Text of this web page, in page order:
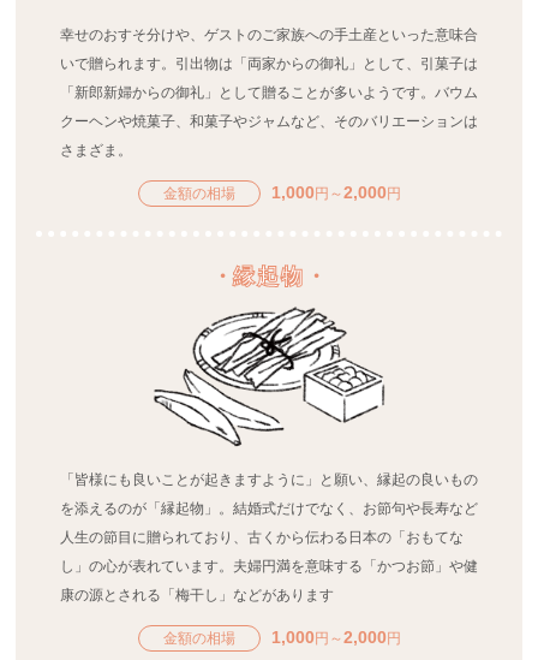
幸せのおすそ分けや、ゲストのご家族への手土産といった意味合
いで贈られます。引出物は「両家からの御礼」として、引菓子は
「新郎新婦からの御礼」として贈ることが多いようです。バウム
クーヘンや焼菓子、和菓子やジャムなど、そのバリエーションは
さまざま。
金額の相場 1,000円～2,000円
・縁起物 ・
「皆様にも良いことが起きますように」と願い、縁起の良いもの
を添えるのが「縁起物」。結婚式だけでなく、お節句や長寿など
人生の節目に贈られており、古くから伝わる日本の「おもてな
し」の心が表れています。夫婦円満を意味する「かつお節」や健
康の源とされる「梅干し」などがあります
金額の相場 1,000円～2,000円